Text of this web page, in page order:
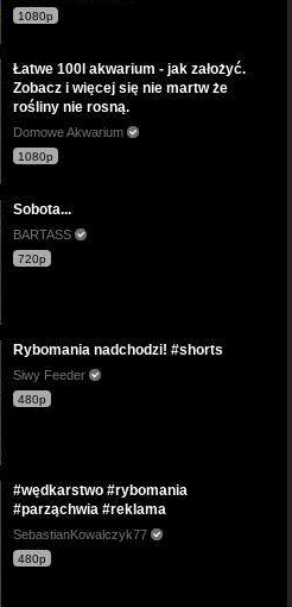
1080p
Łatwe 100l akwarium - jak założyć.
Zobacz i więcej się nie martw że
rośliny nie rosną.
Domowe Akwarium
1080p
Sobota...
BARTASS
720p
Rybomania nadchodzi! #shorts
Siwy Feeder
480p
#wędkarstwo #rybomania
#parząchwia #reklama
SebastianKowalczyk77
480p